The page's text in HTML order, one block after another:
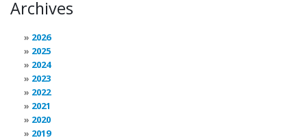
Archives
2026
2025
2024
2023
2022
2021
2020
2019